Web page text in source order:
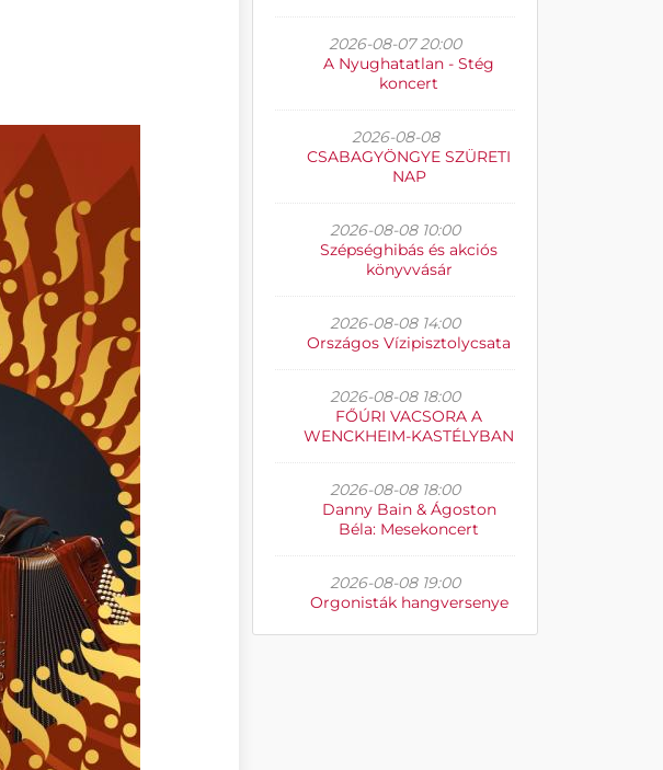
2026-08-07 20:00
A Nyughatatlan - Stég
koncert
2026-08-08
CSABAGYÖNGYE SZÜRETI
NAP
2026-08-08 10:00
Szépséghibás és akciós
könyvvásár
2026-08-08 14:00
Országos Vízipisztolycsata
2026-08-08 18:00
FŐÚRI VACSORA A
WENCKHEIM-KASTÉLYBAN
2026-08-08 18:00
Danny Bain & Ágoston
Béla: Mesekoncert
2026-08-08 19:00
Orgonisták hangversenye